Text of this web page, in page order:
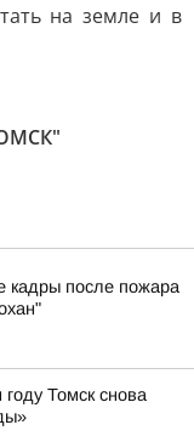
на земле и в
кадры после пожара
Томск снова